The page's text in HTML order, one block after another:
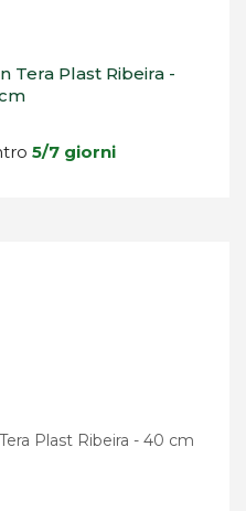
Tera Plast Ribeira -
5/7 giorni